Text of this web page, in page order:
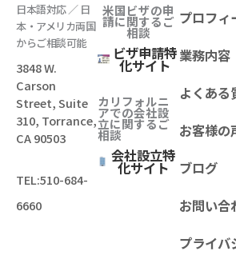
日本語対応 ／ 日
本・アメリカ両国
からご相談可能
3848 W.
Carson
Street, Suite
310, Torrance,
CA 90503
TEL:510-684-
6660
米国ビザの申
請に関するご
相談
ビザ申請特
化サイト
カリフォルニ
アでの会社設
立に関するご
相談
会社設立特
化サイト
プロフィ
業務内容
よくある
お客様の
ブログ
お問い合
プライバ